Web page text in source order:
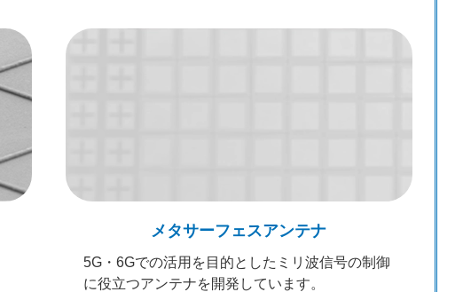
メタサーフェスアンテナ
5G・6Gでの活用を目的としたミリ波信号の制御
に役立つアンテナを開発しています。